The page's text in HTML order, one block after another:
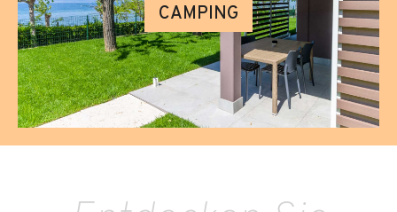
CAMPING